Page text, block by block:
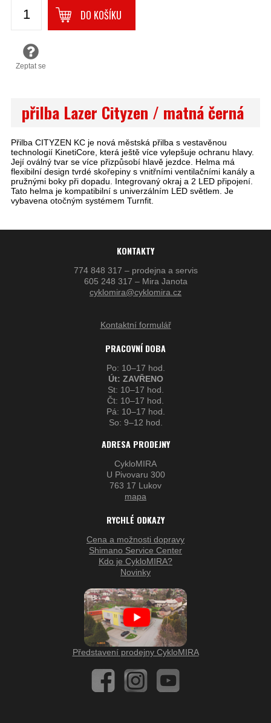
DO KOŠÍKU
Zeptat se
přilba Lazer Cityzen / matná černá
Přilba CITYZEN KC je nová městská přilba s vestavěnou
technologií KinetiCore, která ještě více vylepšuje ochranu hlavy.
Její oválný tvar se více přizpůsobí hlavě jezdce. Helma má
flexibilní design tvrdé skořepiny s vnitřními ventilačními kanály a
pružnými boky při dopadu. Integrovaný okraj a 2 LED připojení.
Tato helma je kompatibilní s univerzálním LED světlem. Je
vybavena otočným systémem Turnfit.
KONTAKTY
774 848 317 – prodejna a servis
605 248 317 – Mira Janota
cyklomira@cyklomira.cz
Kontaktní formulář
PRACOVNÍ DOBA
Po: 10–17 hod.
Út: ZAVŘENO
St: 10–17 hod.
Čt: 10–17 hod.
Pá: 10–17 hod.
So: 9–12 hod.
ADRESA PRODEJNY
CykloMIRA
U Pivovaru 300
763 17 Lukov
mapa
RYCHLÉ ODKAZY
Cena a možnosti dopravy
Shimano Service Center
Kdo je CykloMIRA?
Novinky
Představení prodejny CykloMIRA